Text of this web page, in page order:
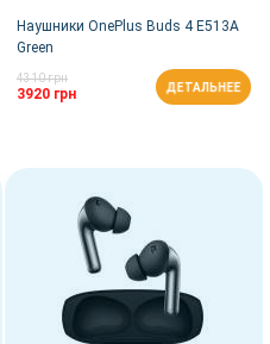
Наушники OnePlus Buds 4 E513A
Green
4310 грн
3920 грн ДЕТАЛЬНЕЕ